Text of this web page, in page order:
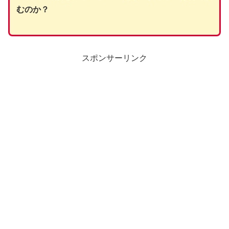
むのか？
スポンサーリンク